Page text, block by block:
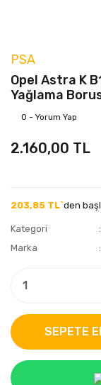
PSA
Opel Astra K
Yağlama
0 - Yorum Yap
2.160,00 TL
203,85 TL`den
Kategori
Marka
SEPETE